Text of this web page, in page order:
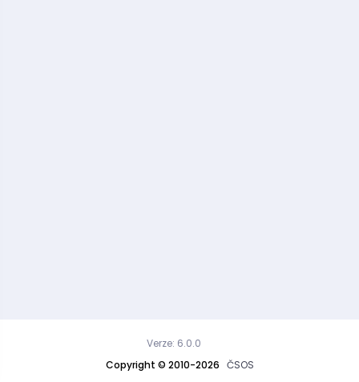
Copyright © 2010-2026 ČSOS
Verze: 6.0.0